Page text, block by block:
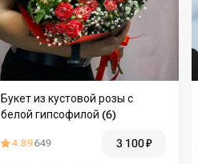
Букет из кустовой розы с
белой гипсофилой (6)
4.89649 3 100₽